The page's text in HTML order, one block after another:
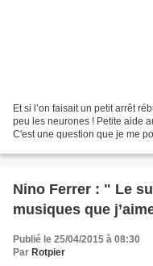
Et si l’on faisait un petit arrêt
peu les neurones ! Petite aide
C'est une question que je me
Nino Ferrer : " Le
musiques que
Publié le 25/04/2015 à 08:30
Par Rotpier